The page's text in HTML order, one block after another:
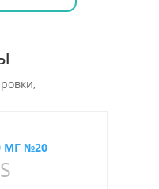
МГ №20